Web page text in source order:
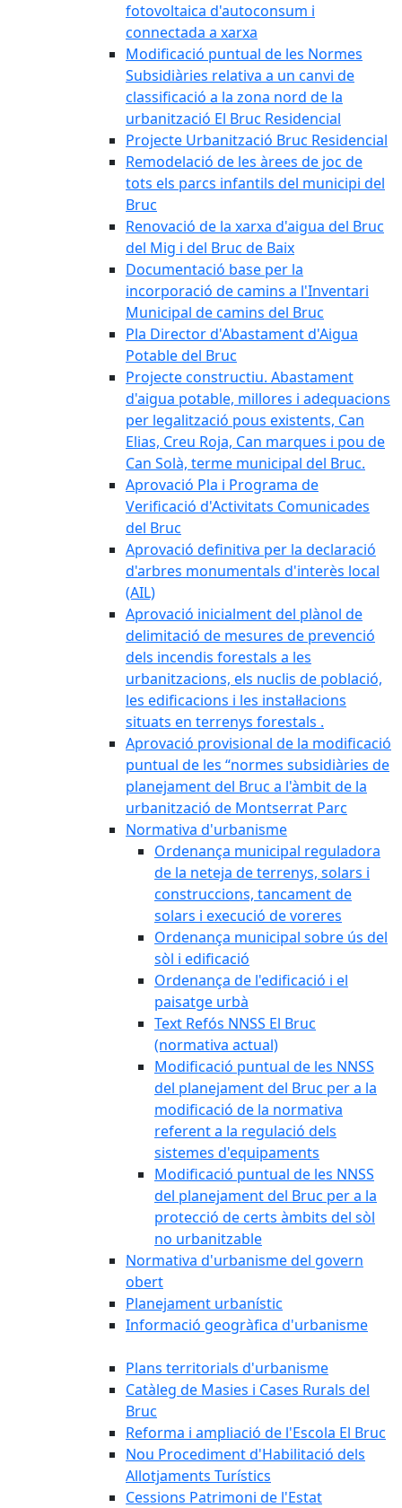
fotovoltaica d'autoconsum i
connectada a xarxa
Modificació puntual de les Normes
Subsidiàries relativa a un canvi de
classificació a la zona nord de la
urbanització El Bruc Residencial
Projecte Urbanització Bruc Residencial
Remodelació de les àrees de joc de
tots els parcs infantils del municipi del
Bruc
Renovació de la xarxa d'aigua del Bruc
del Mig i del Bruc de Baix
Documentació base per la
incorporació de camins a l'Inventari
Municipal de camins del Bruc
Pla Director d'Abastament d'Aigua
Potable del Bruc
Projecte constructiu. Abastament
d'aigua potable, millores i adequacions
per legalització pous existents, Can
Elias, Creu Roja, Can marques i pou de
Can Solà, terme municipal del Bruc.
Aprovació Pla i Programa de
Verificació d'Activitats Comunicades
del Bruc
Aprovació definitiva per la declaració
d'arbres monumentals d'interès local
(AIL)
Aprovació inicialment del plànol de
delimitació de mesures de prevenció
dels incendis forestals a les
urbanitzacions, els nuclis de població,
les edificacions i les instal·lacions
situats en terrenys forestals .
Aprovació provisional de la modificació
puntual de les “normes subsidiàries de
planejament del Bruc a l'àmbit de la
urbanització de Montserrat Parc
Normativa d'urbanisme
Ordenança municipal reguladora
de la neteja de terrenys, solars i
construccions, tancament de
solars i execució de voreres
Ordenança municipal sobre ús del
sòl i edificació
Ordenança de l'edificació i el
paisatge urbà
Text Refós NNSS El Bruc
(normativa actual)
Modificació puntual de les NNSS
del planejament del Bruc per a la
modificació de la normativa
referent a la regulació dels
sistemes d'equipaments
Modificació puntual de les NNSS
del planejament del Bruc per a la
protecció de certs àmbits del sòl
no urbanitzable
Normativa d'urbanisme del govern
obert
Planejament urbanístic
Informació geogràfica d'urbanisme
Plans territorials d'urbanisme
Catàleg de Masies i Cases Rurals del
Bruc
Reforma i ampliació de l'Escola El Bruc
Nou Procediment d'Habilitació dels
Allotjaments Turístics
Cessions Patrimoni de l'Estat